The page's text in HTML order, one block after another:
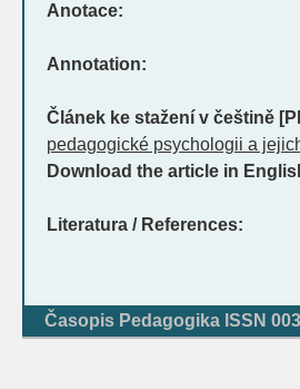
Anotace:
Annotation:
Článek ke stažení v češtině
pedagogické psychologii a
Download the article in
Literatura / References:
Časopis Pedagogika ISSN